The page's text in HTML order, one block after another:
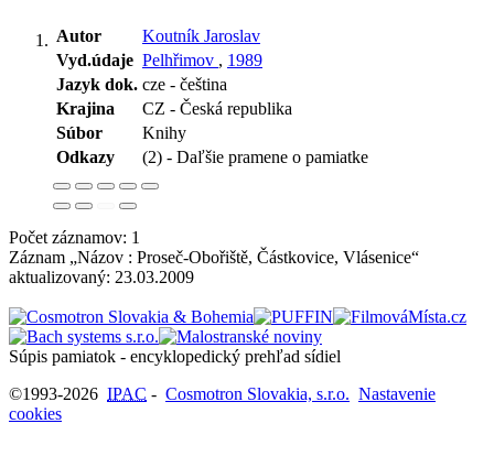
Autor
Koutník Jaroslav
Vyd.údaje Pelhřimov , 1989
Jazyk dok. cze - čeština
Krajina
CZ - Česká republika
Súbor
Knihy
Odkazy
(2) - Daľšie pramene o pamiatke
Počet záznamov: 1
Záznam „Názov : Proseč-Obořiště, Částkovice, Vlásenice“
aktualizovaný: 23.03.2009
Súpis pamiatok - encyklopedický prehľad sídiel
©1993-2026 IPAC - Cosmotron Slovakia, s.r.o. Nastavenie
cookies